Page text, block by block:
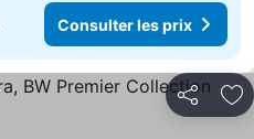
Consulter les prix
Partager